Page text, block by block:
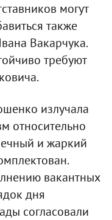
могут
также
Вакарчука.
требуют
излучала
относительно
и жаркий
вакантных
дня
согласовали